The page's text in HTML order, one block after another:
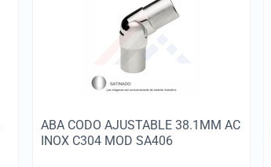
ABA CODO AJUSTABLE 38.1MM AC
INOX C304 MOD SA406